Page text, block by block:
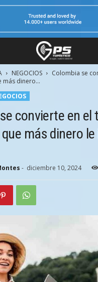
NEGOCIOS
Colombia se
más dinero...
convierte en el
que más dinero
- diciembre 10, 2024